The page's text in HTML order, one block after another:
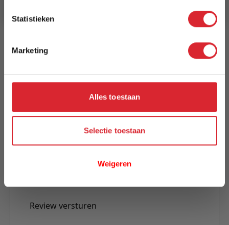
Statistieken
Marketing
Alles toestaan
Selectie toestaan
Weigeren
Uw naam
Review versturen